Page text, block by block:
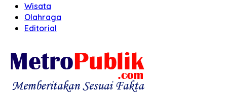
Wisata
Olahraga
Editorial